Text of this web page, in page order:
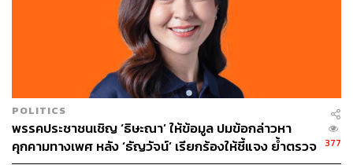
มติด้วยคะแนนเสียง 473 คน รับรองให้ ธนาธร จึงรุ่งเรืองกิจ
เป็นหัวหน้าพรรค งดออกเสียงหนึ่งเสียงโดยธนาธร
ขณะเดียวกันที่ประชุมยังรับรองให้ ‘ปิยบุตร แสงกนกกุล’ เป็น
เลขาธิการพรรคด้วย
สำหรับตำแหน่งกรรมการบริหารพรรคอนาคตใหม่อื่นๆ ที่น่า
สนใจ ได้แก่ กุลธิดา รุ่งเรืองเกียรติ ได้รับเลือกให้เป็นรอง
POLITICS
พรรคประชาชนเชิญ ‘ธิษะณา’ ให้ข้อมูล ปมข้อกล่าวหา
คุกคามทางเพศ หลัง ‘ธัญวัจน์’ เรียกร้องให้ชี้แจง ย้ำตรวจ
377